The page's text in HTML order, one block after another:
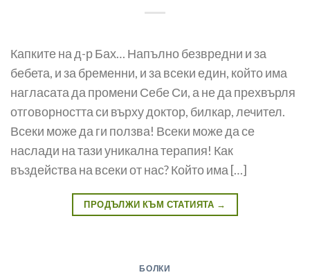
Капките на д-р Бах… Напълно безвредни и за
бебета, и за бременни, и за всеки един, който има
нагласата да промени Себе Си, а не да прехвърля
отговорността си върху доктор, билкар, лечител.
Всеки може да ги ползва! Всеки може да се
наслади на тази уникална терапия! Как
въздейства на всеки от нас? Който има […]
ПРОДЪЛЖИ КЪМ СТАТИЯТА →
БОЛКИ